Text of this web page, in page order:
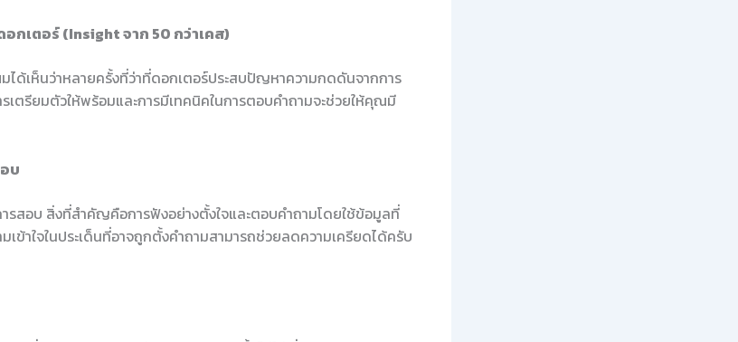
กเตอร์ (Insight จาก 50 กว่าเคส)
ได้เห็นว่าหลายครั้งที่ว่าที่ดอกเตอร์ประสบปัญหาความกดดันจากการ
เตรียมตัวให้พร้อมและการมีเทคนิคในการตอบคำถามจะช่วยให้คุณมี
บ
รสอบ สิ่งที่สำคัญคือการฟังอย่างตั้งใจและตอบคำถามโดยใช้ข้อมูลที่
เข้าใจในประเด็นที่อาจถูกตั้งคำถามสามารถช่วยลดความเครียดได้ครับ